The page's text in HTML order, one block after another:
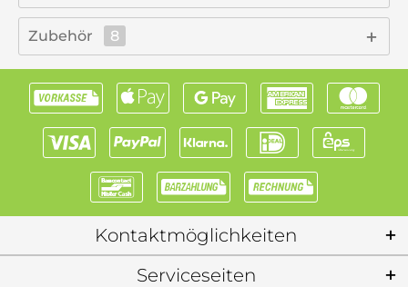
Zubehör 8
Kontaktmöglichkeiten
Serviceseiten